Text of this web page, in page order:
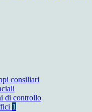
consiliari
di controllo
1